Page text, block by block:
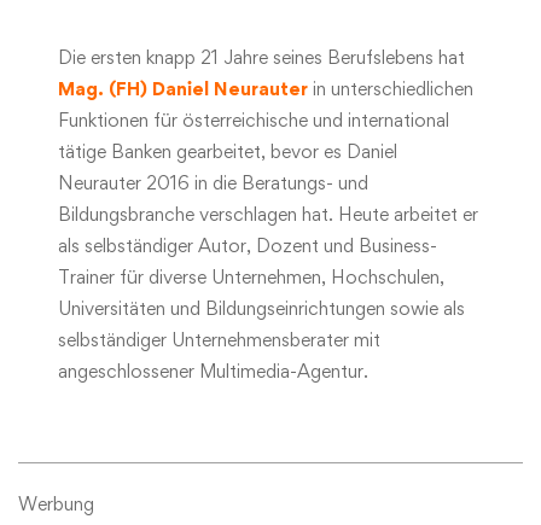
Die ersten knapp 21 Jahre seines Berufslebens hat
Mag. (FH) Daniel Neurauter in unterschiedlichen
Funktionen für österreichische und international
tätige Banken gearbeitet, bevor es Daniel
Neurauter 2016 in die Beratungs- und
Bildungsbranche verschlagen hat. Heute arbeitet er
als selbständiger Autor, Dozent und Business-
Trainer für diverse Unternehmen, Hochschulen,
Universitäten und Bildungseinrichtungen sowie als
selbständiger Unternehmensberater mit
angeschlossener Multimedia-Agentur.
Werbung